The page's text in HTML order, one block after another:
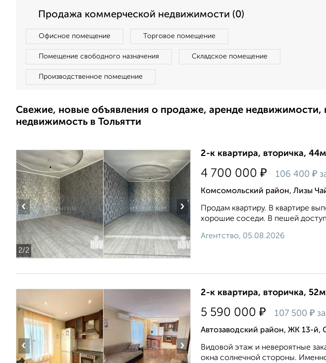
Продажа коммерческой недвижимости (0)
Офисное помещение Торговое помещение
Помещение свободного назначения Складское помещение
Производственное помещение
Свежие, новые объявления о продаже, аренде
недвижимость в Тольятти
2/2
‹ ›
2-к квартира, вторичка,
4 700 000 ₽ 106 400 ₽
Комсомольский район, Лизы
Продам квартиру. В квартире
хорошие соседи. В пешей
Агентство, 05.08.2026
‹ ›
2-к квартира, вторичка,
5 590 000 ₽ 107 500 ₽
Автозаводский район, ЖК 13-й,
Видовой этаж и невероятные
окна солнечной стороны.